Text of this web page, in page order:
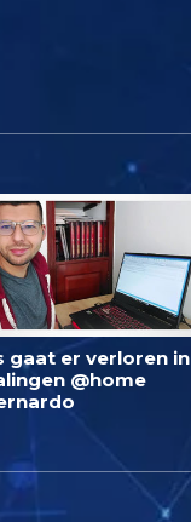
gaat er verloren in
@home